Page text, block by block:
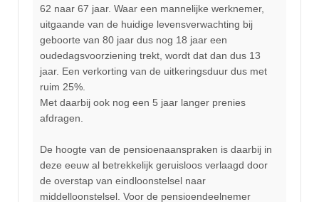
62 naar 67 jaar. Waar een mannelijke werknemer,
uitgaande van de huidige levensverwachting bij
geboorte van 80 jaar dus nog 18 jaar een
oudedagsvoorziening trekt, wordt dat dan dus 13
jaar. Een verkorting van de uitkeringsduur dus met
ruim 25%.
Met daarbij ook nog een 5 jaar langer prenies
afdragen.
De hoogte van de pensioenaanspraken is daarbij in
deze eeuw al betrekkelijk geruisloos verlaagd door
de overstap van eindloonstelsel naar
middelloonstelsel. Voor de pensioendeelnemer